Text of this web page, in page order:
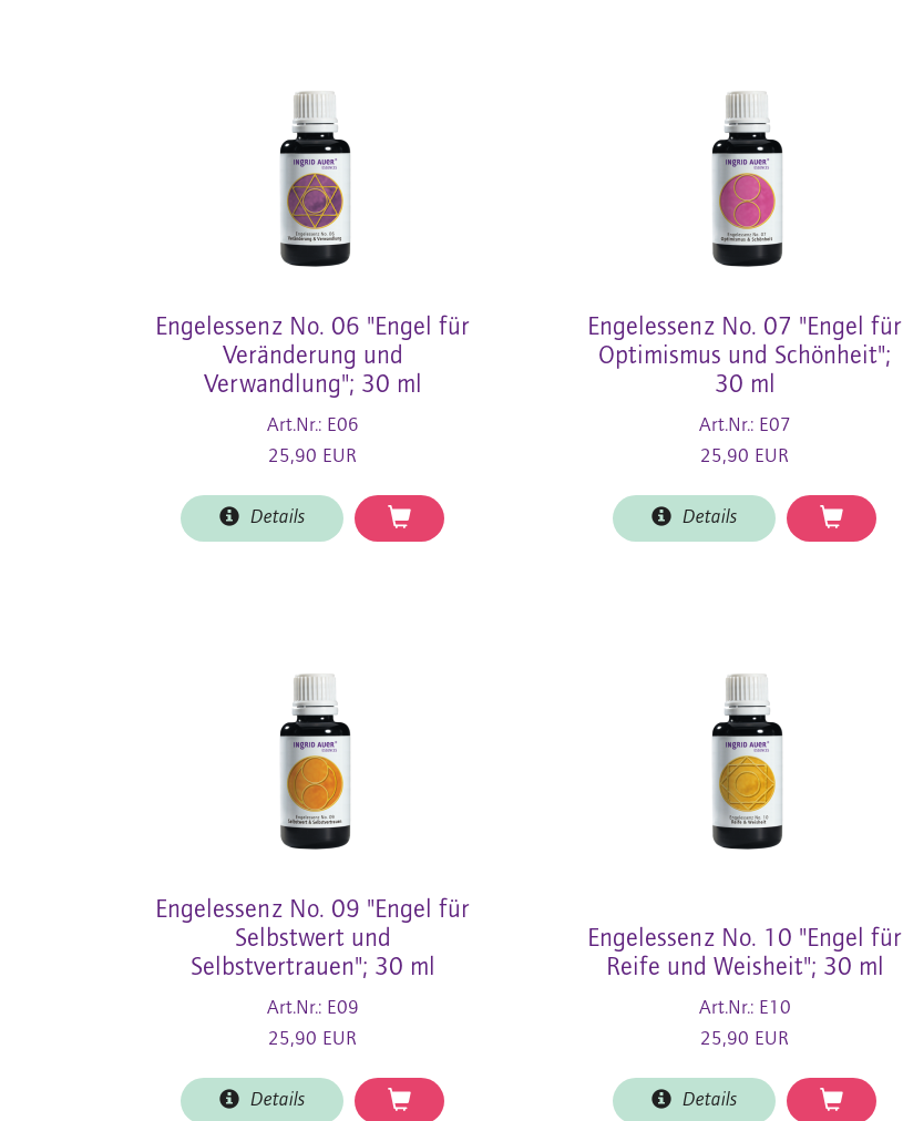
Engelessenz No. 06 "Engel für
Veränderung und
Verwandlung"; 30 ml
Art.Nr.: E06
25,90 EUR
Details
Engelessenz No. 07 "Engel für
Optimismus und Schönheit";
30 ml
Art.Nr.: E07
25,90 EUR
Details
Engelessenz No. 09 "Engel für
Selbstwert und
Selbstvertrauen"; 30 ml
Art.Nr.: E09
25,90 EUR
Details
Engelessenz No. 10 "Engel für
Reife und Weisheit"; 30 ml
Art.Nr.: E10
25,90 EUR
Details